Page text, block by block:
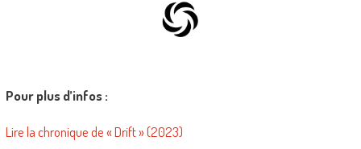
Pour plus d’infos :
Lire la chronique de « Drift » (2023)